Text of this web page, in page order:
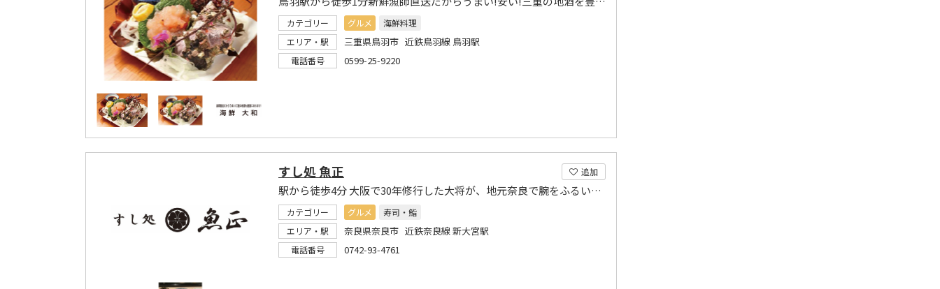
カテゴリー グルメ
海鮮料理
エリア・駅
三重県鳥羽市 近鉄鳥羽線 鳥羽駅
電話番号 0599-25-9220
追加
すし処 魚正
駅から徒歩4分 大阪で30年修行した大将が、地元奈良で腕をふるいます
カテゴリー グルメ
寿司・鮨
エリア・駅
奈良県奈良市 近鉄奈良線 新大宮駅
電話番号 0742-93-4761